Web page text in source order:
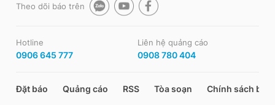
Theo dõi báo trên
Hotline
0906 645 777
Liên hệ quảng cáo
0908 780 404
Đặt báo Quảng cáo RSS Tòa soạn Chính sách bảo